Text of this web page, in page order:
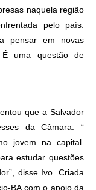
naquela região
pelo país.
pensar em novas
É uma questão de
que a Salvador
da Câmara. “
jovem na capital.
estudar questões
disse Ivo. Criada
BA com o apoio da